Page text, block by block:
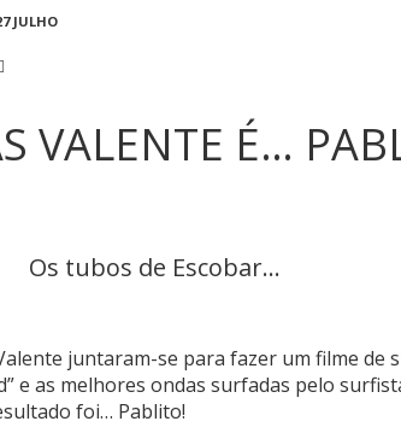
JULHO
VALENTE É…
Os tubos de Escobar...
juntaram-se para fazer um filme de
e as melhores ondas surfadas pelo
foi… Pablito!